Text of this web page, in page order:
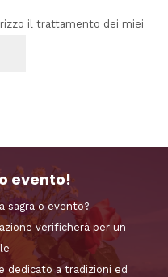
il trattamento dei miei
evento!
sagra o evento?
verificherà per un
dedicato a tradizioni ed